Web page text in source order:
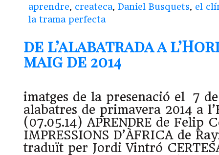
aprendre, createca, Daniel Busquets, el
la trama perfecta
de l’alabatrada a
maig de 2014
imatges de la presenació el 7
alabatres de primavera 2014 a
(07.05.14) APRENDRE de Felip
IMPRESSIONS D’ÀFRICA de
traduït per Jordi Vintró